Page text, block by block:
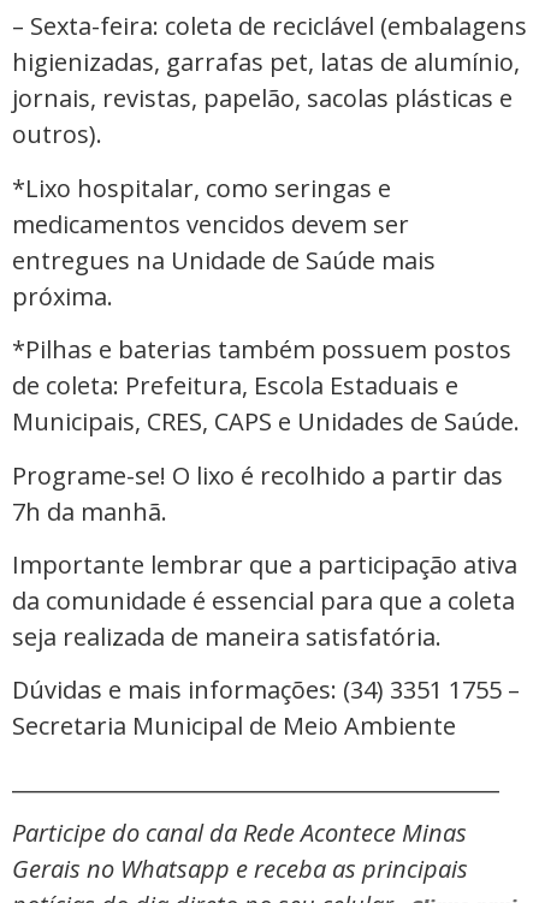
– Sexta-feira: coleta de reciclável (embalagens
higienizadas, garrafas pet, latas de alumínio,
jornais, revistas, papelão, sacolas plásticas e
outros).
*Lixo hospitalar, como seringas e
medicamentos vencidos devem ser
entregues na Unidade de Saúde mais
próxima.
*Pilhas e baterias também possuem postos
de coleta: Prefeitura, Escola Estaduais e
Municipais, CRES, CAPS e Unidades de Saúde.
Programe-se! O lixo é recolhido a partir das
7h da manhã.
Importante lembrar que a participação ativa
da comunidade é essencial para que a coleta
seja realizada de maneira satisfatória.
Dúvidas e mais informações: (34) 3351 1755 –
Secretaria Municipal de Meio Ambiente
Participe do canal da Rede Acontece Minas
Gerais no Whatsapp e receba as principais